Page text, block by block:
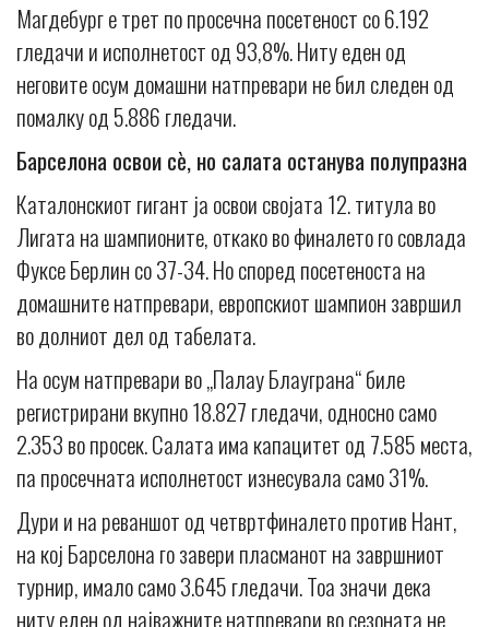
Магдебург е трет по просечна посетеност со 6.192
гледачи и исполнетост од 93,8%. Ниту еден од
неговите осум домашни натпревари не бил следен од
помалку од 5.886 гледачи.
Барселона освои сè, но салата останува полупразна
Каталонскиот гигант ја освои својата 12. титула во
Лигата на шампионите, откако во финалето го совлада
Фуксе Берлин со 37-34. Но според посетеноста на
домашните натпревари, европскиот шампион завршил
во долниот дел од табелата.
На осум натпревари во „Палау Блауграна“ биле
регистрирани вкупно 18.827 гледачи, односно само
2.353 во просек. Салата има капацитет од 7.585 места,
па просечната исполнетост изнесувала само 31%.
Дури и на реваншот од четвртфиналето против Нант,
на кој Барселона го завери пласманот на завршниот
турнир, имало само 3.645 гледачи. Тоа значи дека
ниту еден од најважните натпревари во сезоната не